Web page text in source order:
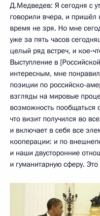
Д.Медведев: Я сегодня с
говорили вчера, и пришёл
время не зря. Но мне
уже за пять часов
целый ряд встреч, и
Выступление в
интересным, мне
позиции по российско-
взгляды на мировые
возможность пообщаться
что визит получился во
и включает в себя все
кооперации: и по
и наши двусторонние
и гуманитарную сферу.